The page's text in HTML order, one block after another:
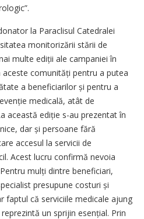
la Paraclisul Catedralei
monitorizării stării de
multe ediții ale campaniei în
aceste comunități pentru a putea
a beneficiarilor și pentru a
medicală, atât de
această ediție s-au prezentat în
dar și persoane fără
accesul la servicii de
Acest lucru confirmă nevoia
mulți dintre beneficiari,
presupune costuri și
faptul că serviciile medicale ajung
un sprijin esențial. Prin